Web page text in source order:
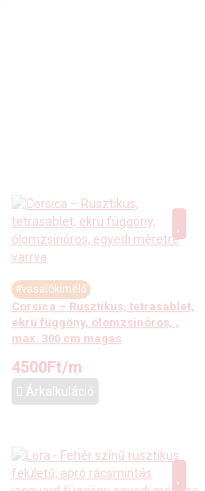
#vasalókímélő
Corsica – Rusztikus, tetrasablet,
ekrü függöny, ólomzsinóros, ,
max. 300 cm magas
4500Ft/m
Árkalkuláció